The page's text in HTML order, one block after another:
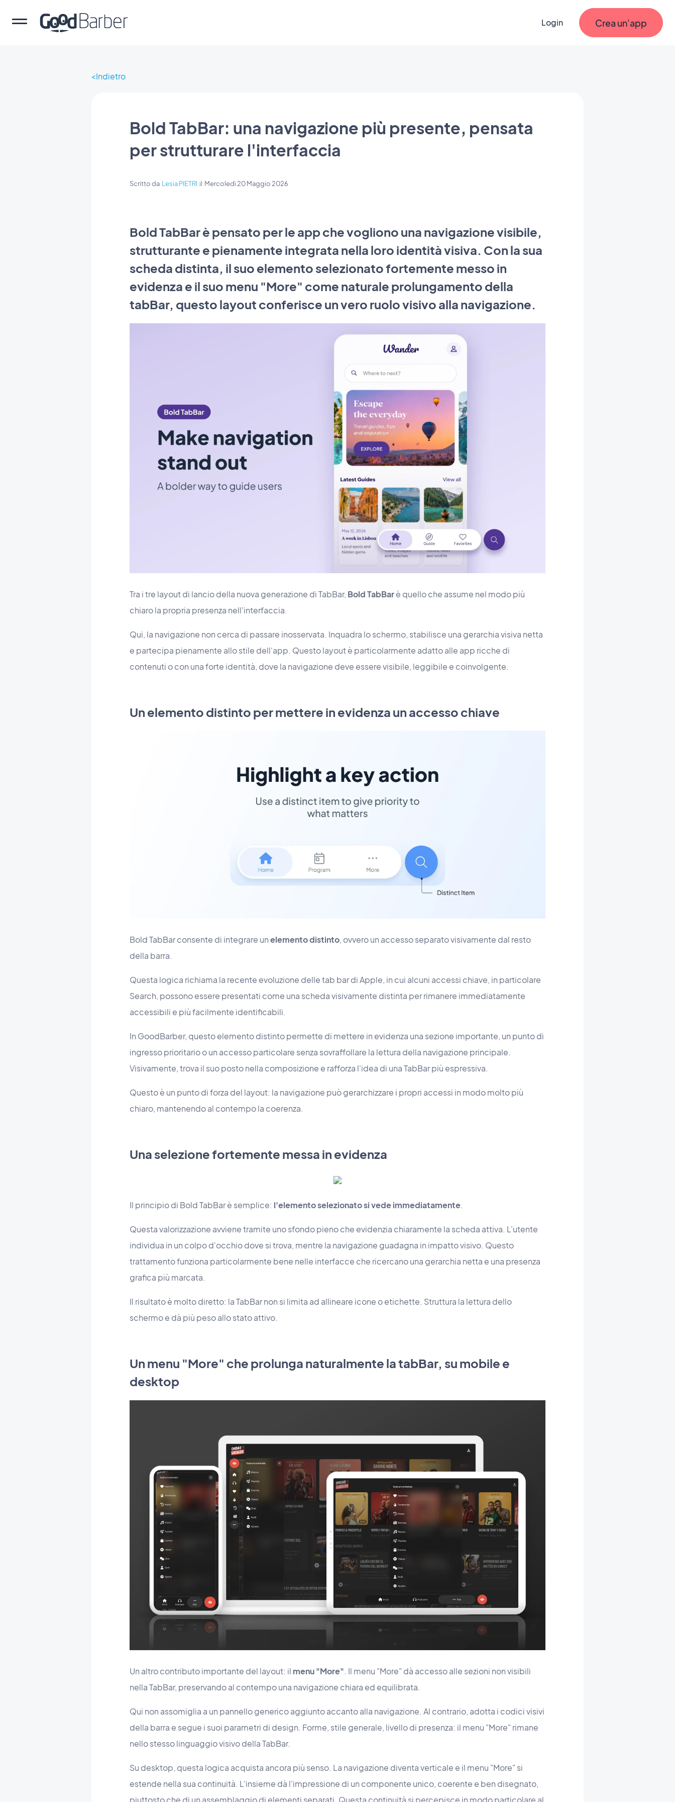
Login Crea un'app
Indietro
Bold TabBar: una navigazione più presente, pensata
per strutturare l'interfaccia
Scritto da Lesia PIETRI il Mercoledì 20 Maggio 2026
Bold TabBar è pensato per le app che vogliono una navigazione visibile,
strutturante e pienamente integrata nella loro identità visiva. Con la sua
scheda distinta, il suo elemento selezionato fortemente messo in
evidenza e il suo menu "More" come naturale prolungamento della
tabBar, questo layout conferisce un vero ruolo visivo alla navigazione.
Tra i tre layout di lancio della nuova generazione di TabBar, Bold TabBarè quello che assume nel modo più
chiaro la propria presenza nell'interfaccia.
Qui, la navigazione non cerca di passare inosservata. Inquadra lo schermo, stabilisce una gerarchia visiva netta
e partecipa pienamente allo stile dell'app. Questo layout è particolarmente adatto alle app ricche di
contenuti o con una forte identità, dove la navigazione deve essere visibile, leggibile e coinvolgente.
Un elemento distinto per mettere in evidenza un accesso chiave
Bold TabBar consente di integrare unelemento distinto, ovvero un accesso separato visivamente dal resto
della barra.
Questa logica richiama la recente evoluzione delle tab bar di Apple, in cui alcuni accessi chiave, in particolare
Search, possono essere presentati come una scheda visivamente distinta per rimanere immediatamente
accessibili e più facilmente identificabili.
In GoodBarber, questo elemento distinto permette di mettere in evidenza una sezione importante, un punto di
ingresso prioritario o un accesso particolare senza sovraffollare la lettura della navigazione principale.
Visivamente, trova il suo posto nella composizione e rafforza l'idea di una TabBar più espressiva.
Questo è un punto di forza del layout: la navigazione può gerarchizzare i propri accessi in modo molto più
chiaro, mantenendo al contempo la coerenza.
Una selezione fortemente messa in evidenza
Il principio di Bold TabBar è semplice: l'elemento selezionato si vede immediatamente.
Questa valorizzazione avviene tramite uno sfondo pieno che evidenzia chiaramente la scheda attiva. L'utente
individua in un colpo d'occhio dove si trova, mentre la navigazione guadagna in impatto visivo. Questo
trattamento funziona particolarmente bene nelle interfacce che ricercano una gerarchia netta e una presenza
grafica più marcata.
Il risultato è molto diretto: la TabBar non si limita ad allineare icone o etichette. Struttura la lettura dello
schermo e dà più peso allo stato attivo.
Un menu "More" che prolunga naturalmente la tabBar, su mobile e
desktop
Un altro contributo importante del layout: il menu "More". Il menu "More" dà accesso alle sezioni non visibili
nella TabBar, preservando al contempo una navigazione chiara ed equilibrata.
Qui non assomiglia a un pannello generico aggiunto accanto alla navigazione. Al contrario, adotta i codici visivi
della barra e segue i suoi parametri di design. Forme, stile generale, livello di presenza: il menu "More" rimane
nello stesso linguaggio visivo della TabBar.
Su desktop, questa logica acquista ancora più senso. La navigazione diventa verticale e il menu "More" si
estende nella sua continuità. L'insieme dà l'impressione di un componente unico, coerente e ben disegnato,
piuttosto che di un assemblaggio di elementi separati. Questa continuità si percepisce in modo particolare al